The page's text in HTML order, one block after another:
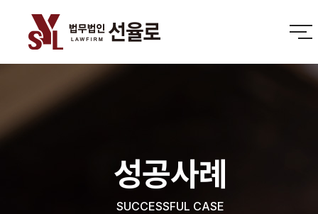
성공사례
SUCCESSFUL CASE